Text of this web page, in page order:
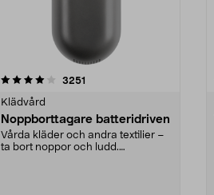
3251
Klädvård
Noppborttagare batteridriven
Vårda kläder och andra textilier –
ta bort noppor och ludd.
4.5av 5 stjärnor